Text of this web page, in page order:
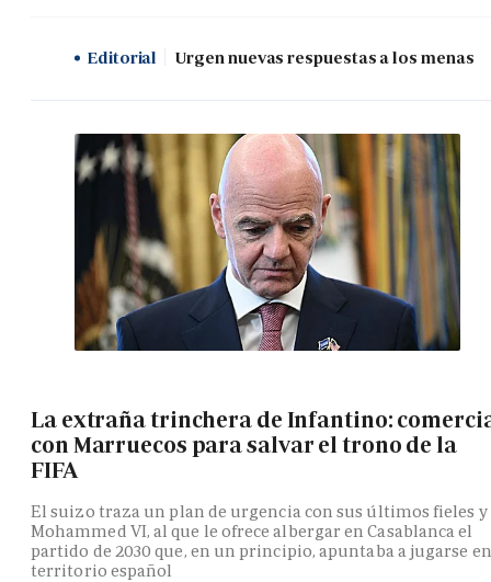
Editorial Urgen nuevas respuestas a los menas
La extraña trinchera de Infantino:
con Marruecos para salvar el trono de la
FIFA
El suizo traza un plan de urgencia con sus últimos fieles y
Mohammed VI, al que le ofrece albergar en Casablanca el
partido de 2030 que, en un principio, apuntaba a jugarse en
territorio español